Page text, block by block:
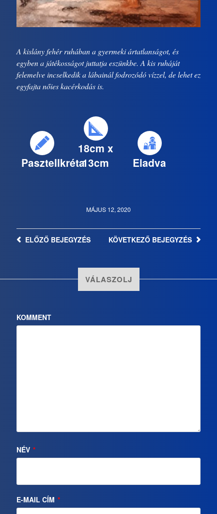
A kislány fehér ruhában a gyermeki ártatlanságot, és
egyben a játékosságot juttatja eszünkbe. A kis ruháját
felemelve incselkedik a lábainál fodrozódó vízzel, de lehet ez
egyfajta nőies kacérkodás is.
Pasztellkréta
18cm x
13cm
Eladva
MÁJUS 12, 2020
KÖVETKEZŐ BEJEGYZÉS
ELŐZŐBEJEGYZÉS
VÁLASZOLJ
KOMMENT
NÉV *
E-MAIL CÍM *